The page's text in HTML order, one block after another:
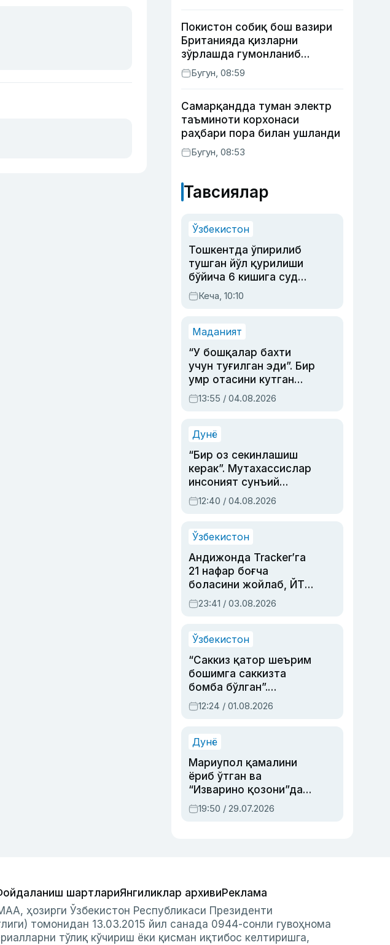
Покистон собиқ бош вазири
Британияда қизларни
зўрлашда гумонланиб
ушланган — The Guardian
Бугун, 08:59
Самарқандда туман электр
таъминоти корхонаси
раҳбари пора билан ушланди
Бугун, 08:53
Тавсиялар
Ўзбекистон
Тошкентда ўпирилиб
тушган йўл қурилиши
бўйича 6 кишига суд
ҳукми ўқилди
Кеча, 10:10
Маданият
“У бошқалар бахти
учун туғилган эди”. Бир
умр отасини кутган
актриса ва дубльяж
устаси Римма
синовларга тўла ҳаёти
13:55 / 04.08.2026
Дунё
“Бир оз секинлашиш
керак”. Мутахассислар
инсоният сунъий
интеллектни бошқара
олмай қолишидан
12:40 / 04.08.2026
Ўзбекистон
Андижонда Tracker’га
21 нафар боғча
боласини жойлаб, ЙТҲ
содир этган аёлга суд
ҳукми ўқилди
23:41 / 03.08.2026
Ўзбекистон
“Саккиз қатор шеърим
бошимга саккизта
бомба бўлган”.
Абдулла Ориповни
сиёсий айбловлардан
12:24 / 01.08.2026
Дунё
Мариупол қамалини
ёриб ўтган ва
“Изварино қозони”дан
чиққан қаҳрамон —
Украина армияси бош
19:50 / 29.07.2026
шартлариЯнгиликлар архивиРеклама
ҳозирги Ўзбекистон Республикаси Президенти
томонидан 13.03.2015 йил санада 0944-сонли гувоҳнома
тўлиқ кўчириш ёки қисман иқтибос келтиришга,